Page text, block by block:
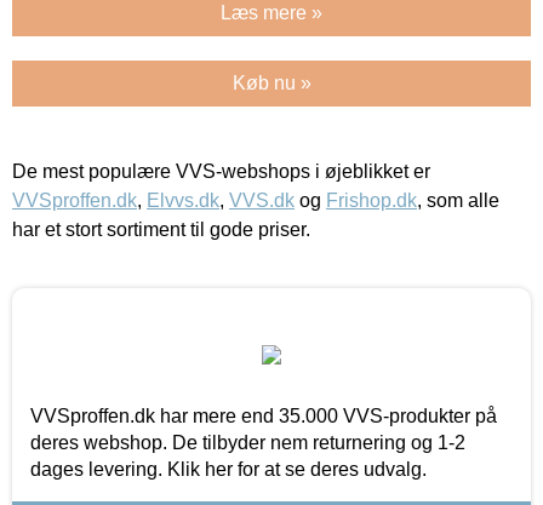
Læs mere »
Køb nu »
De mest populære VVS-webshops i øjeblikket er
VVSproffen.dk, Elvvs.dk, VVS.dk og Frishop.dk, som alle
har et stort sortiment til gode priser.
VVSproffen.dk har mere end 35.000 VVS-produkter på
deres webshop. De tilbyder nem returnering og 1-2
dages levering. Klik her for at se deres udvalg.